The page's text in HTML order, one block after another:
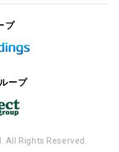
プ
ープ
Rights Reserved.